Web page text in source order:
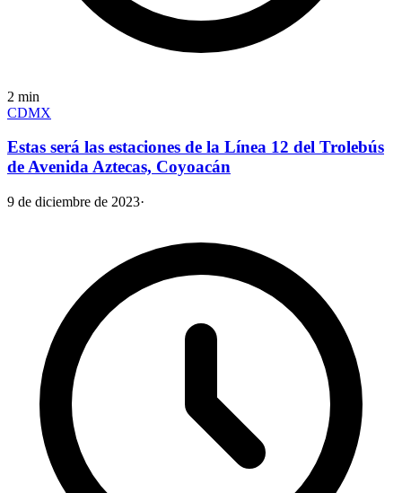
2 min
CDMX
Estas será las estaciones de la Línea 12 del Trolebús
de Avenida Aztecas, Coyoacán
9 de diciembre de 2023·